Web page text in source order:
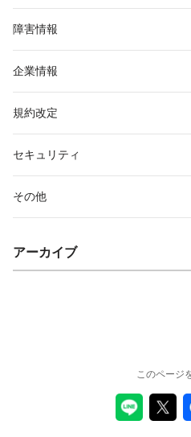
障害情報
企業情報
規約改定
セキュリティ
その他
アーカイブ
このページ